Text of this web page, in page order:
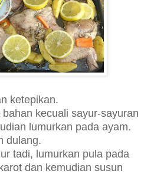
ketepikan.
kecuali sayur-sayuran
lumurkan pada ayam.
dulang.
tadi, lumurkan pula pada
dan kemudian susun